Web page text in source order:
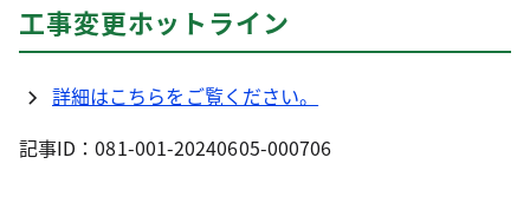
工事変更ホットライン
詳細はこちらをご覧ください。
記事ID：081-001-20240605-000706